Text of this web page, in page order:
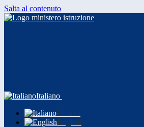
Salta al contenuto
Italiano
Italiano
English